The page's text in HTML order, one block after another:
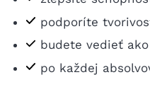
podporíte
budete vedieť
po každej